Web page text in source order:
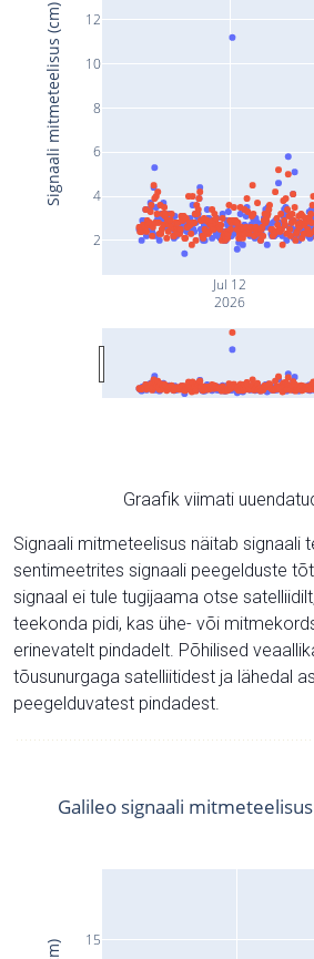
Jul 12
2026
2
4
6
8
10
12
Signaali mitmeteelisus (cm)
Graafik viimati
Signaali mitmeteelisus näitab signaali
sentimeetrites signaali peegelduste
signaal ei tule tugijaama otse
teekonda pidi, kas ühe- või
erinevatelt pindadelt. Põhilised
tõusunurgaga satelliitidest ja lähedal
peegelduvatest pindadest.
15
Galileo signaali mitmeteelisus